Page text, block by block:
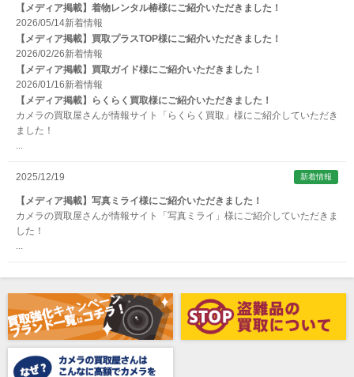
ARAX（アラクス）
Arca-Swiss（アルカスイス）
Argus （アーガス）
ARNUVO（アルヌボ）
ARTISAN&ARTIST (アルティザンアンドアーティスト)
Aska（アスカ/飛鳥）
ATOMOS（アトモス）
erg（エルグ）
AVENON（アベノン）
Awagami Factory（アワガミファクトリー）
Belkin（ベルキン）
Bencini（ベンチーニ）
BENRO（ベンロ）
【メディア掲載】着物レンタル椿様にご紹介いただきました！
2026/05/14新着情報
【メディア掲載】買取プラスTOP様にご紹介いただきました！
2026/02/26新着情報
【メディア掲載】買取ガイド様にご紹介いただきました！
2026/01/16新着情報
【メディア掲載】らくらく買取様にご紹介いただきました！
カメラの買取屋さんが情報サイト「らくらく買取」様にご紹介していただき
ました！
2025/12/19 新着情報
【メディア掲載】写真ミライ様にご紹介いただきました！
カメラの買取屋さんが情報サイト「写真ミライ」様にご紹介していただきま
した！